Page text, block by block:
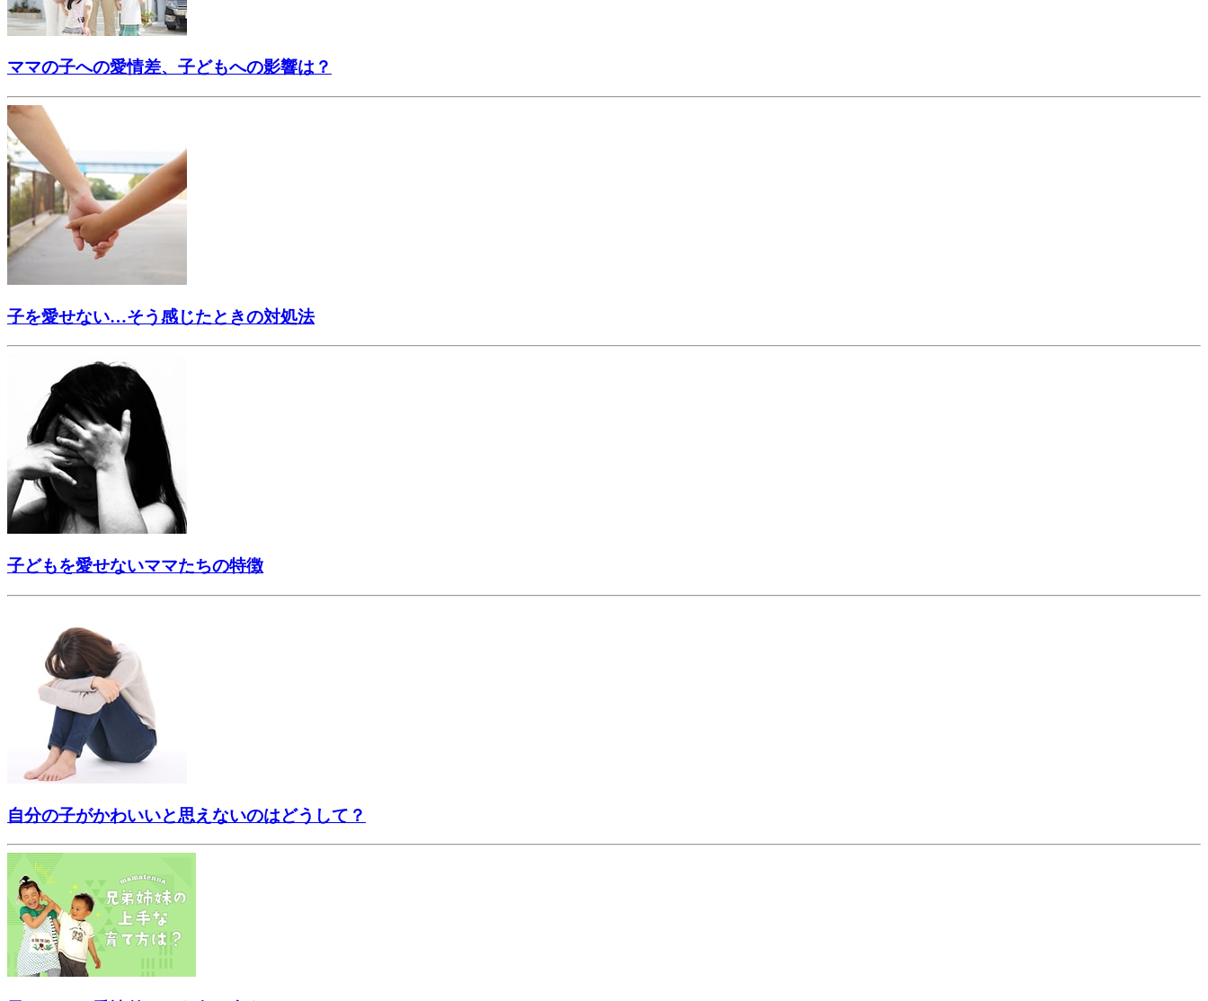
ママの子への愛情差、子どもへの影響は？
子を愛せない…そう感じたときの対処法
子どもを愛せないママたちの特徴
自分の子がかわいいと思えないのはどうして？